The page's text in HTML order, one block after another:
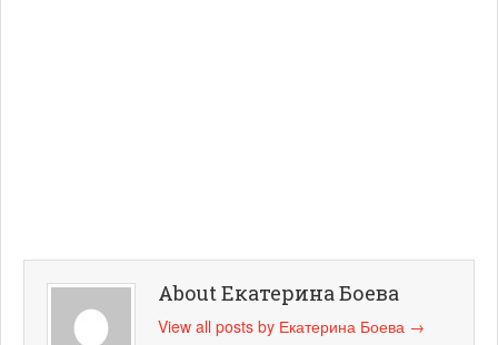
About Екатерина Боева
View all posts by Екатерина Боева →